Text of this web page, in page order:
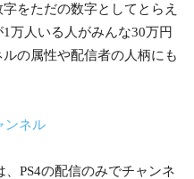
をただの数字としてとらえ
万人いる人がみんな30万円
の属性や配信者の人柄にも
ンネル
PS4の配信のみでチャンネ